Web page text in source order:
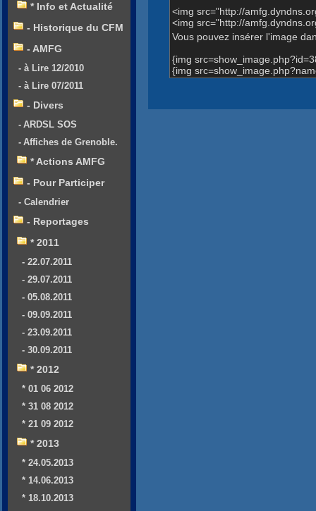
<img src="http://
<img src="http://
Vous pouvez insérer l'image
{img
{img
* Info et Actualité
- Historique du CFM
- AMFG
- à Lire 12/2010
- à Lire 07/2011
- Divers
- ARDSL SOS
- Affiches de Grenoble.
* Actions AMFG
- Pour Participer
- Calendrier
- Reportages
* 2011
- 22.07.2011
- 29.07.2011
- 05.08.2011
- 09.09.2011
- 23.09.2011
- 30.09.2011
* 2012
* 01 06 2012
* 31 08 2012
* 21 09 2012
* 2013
* 24.05.2013
* 14.06.2013
* 18.10.2013